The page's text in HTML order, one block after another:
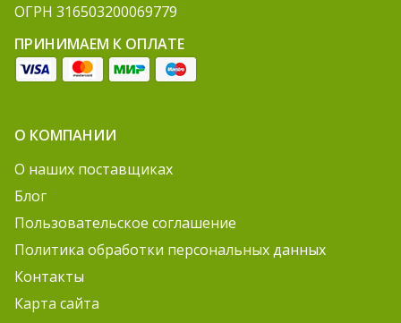
ОГРН 316503200069779
ПРИНИМАЕМ К ОПЛАТЕ
О КОМПАНИИ
О наших поставщиках
Блог
Пользовательское соглашение
Политика обработки персональных данных
Контакты
Карта сайта